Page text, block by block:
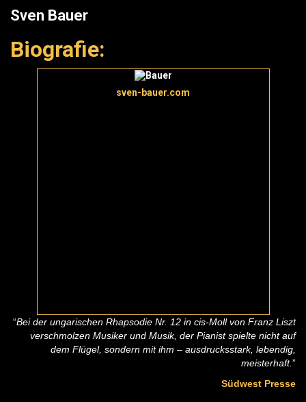
Sven Bauer
Biografie:
sven-bauer.com
“Bei der ungarischen Rhapsodie Nr. 12 in cis-Moll von Franz Liszt
verschmolzen Musiker und Musik, der Pianist spielte nicht auf
dem Flügel, sondern mit ihm – ausdrucksstark, lebendig,
meisterhaft.”
Südwest Presse